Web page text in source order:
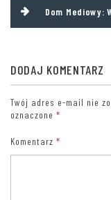
Dom Mediowy:
DODAJ KOMENTARZ
Twój adres e-mail nie
oznaczone *
Komentarz *